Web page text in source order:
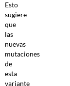
Esto
sugiere
que
las
nuevas
mutaciones
de
esta
variante